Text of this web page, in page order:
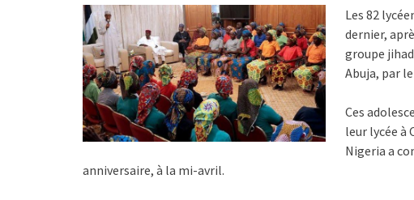
Les 82
dernier,
groupe
Abuja, par
Ces
leur lycée à
Nigeria a
anniversaire, à la mi-avril.